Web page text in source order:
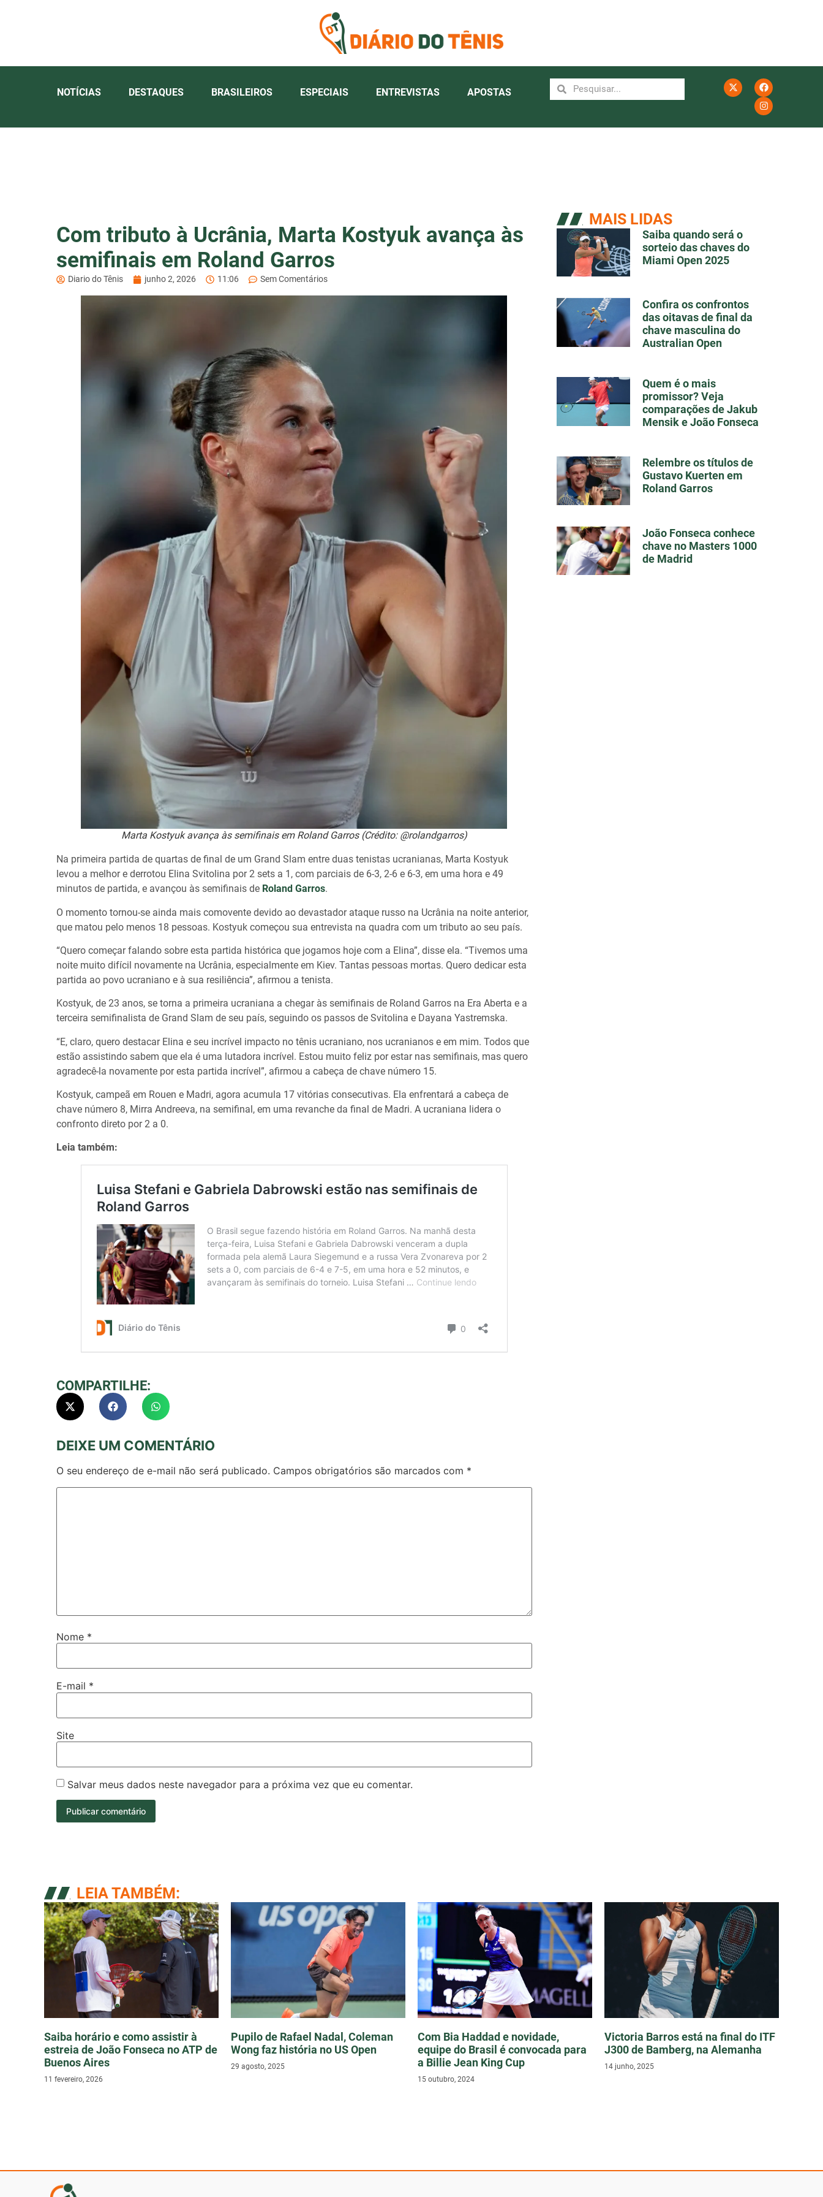
NOTÍCIAS DESTAQUES BRASILEIROS ESPECIAIS ENTREVISTAS APOSTAS
Com tributo à Ucrânia, Marta Kostyuk avança às
semifinais em Roland Garros
Diario do Tênis junho 2, 2026 11:06 Sem Comentários
Marta Kostyuk avança às semifinais em Roland Garros (Crédito: @rolandgarros)
Na primeira partida de quartas de final de um Grand Slam entre duas tenistas ucranianas, Marta Kostyuk
levou a melhor e derrotou Elina Svitolina por 2 sets a 1, com parciais de 6-3, 2-6 e 6-3, em uma hora e 49
minutos de partida, e avançou às semifinais de Roland Garros.
O momento tornou-se ainda mais comovente devido ao devastador ataque russo na Ucrânia na noite anterior,
que matou pelo menos 18 pessoas. Kostyuk começou sua entrevista na quadra com um tributo ao seu país.
“Quero começar falando sobre esta partida histórica que jogamos hoje com a Elina”, disse ela. “Tivemos uma
noite muito difícil novamente na Ucrânia, especialmente em Kiev. Tantas pessoas mortas. Quero dedicar esta
partida ao povo ucraniano e à sua resiliência”, afirmou a tenista.
Kostyuk, de 23 anos, se torna a primeira ucraniana a chegar às semifinais de Roland Garros na Era Aberta e a
terceira semifinalista de Grand Slam de seu país, seguindo os passos de Svitolina e Dayana Yastremska.
“E, claro, quero destacar Elina e seu incrível impacto no tênis ucraniano, nos ucranianos e em mim. Todos que
estão assistindo sabem que ela é uma lutadora incrível. Estou muito feliz por estar nas semifinais, mas quero
agradecê-la novamente por esta partida incrível”, afirmou a cabeça de chave número 15.
Kostyuk, campeã em Rouen e Madri, agora acumula 17 vitórias consecutivas. Ela enfrentará a cabeça de
chave número 8, Mirra Andreeva, na semifinal, em uma revanche da final de Madri. A ucraniana lidera o
confronto direto por 2 a 0.
Leia também:
COMPARTILHE:
DEIXE UM COMENTÁRIO
O seu endereço de e-mail não será publicado. Campos obrigatórios são marcados com *
Nome *
E-mail *
Site
Salvar meus dados neste navegador para a próxima vez que eu comentar.
MAIS LIDAS
Saiba quando será o
sorteio das chaves do
Miami Open 2025
Confira os confrontos
das oitavas de final da
chave masculina do
Australian Open
Quem é o mais
promissor? Veja
comparações de Jakub
Mensik e João Fonseca
Relembre os títulos de
Gustavo Kuerten em
Roland Garros
João Fonseca conhece
chave no Masters 1000
de Madrid
LEIA TAMBÉM:
Saiba horário e como assistir à
estreia de João Fonseca no ATP de
Buenos Aires
11 fevereiro, 2026
Pupilo de Rafael Nadal, Coleman
Wong faz história no US Open
29 agosto, 2025
Com Bia Haddad e novidade,
equipe do Brasil é convocada para
a Billie Jean King Cup
15 outubro, 2024
Victoria Barros está na final do ITF
J300 de Bamberg, na Alemanha
14 junho, 2025